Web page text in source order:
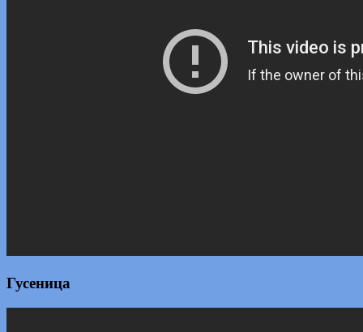
Гусеница